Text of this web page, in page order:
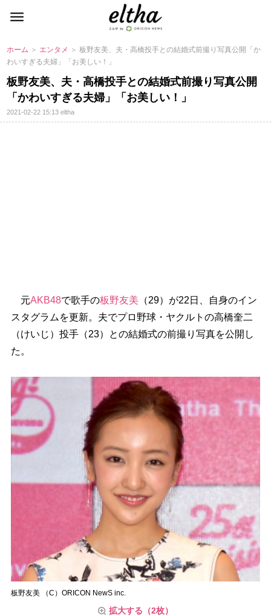
ホーム ＞ エンタメ ＞ 板野友美、夫・高橋投手との結婚式前撮り写真公開「か
わいすぎる夫婦」「お美しい！」
板野友美、夫・高橋投手との結婚式前撮り写真公開
「かわいすぎる夫婦」「お美しい！」
2021-02-22 15:13eltha
元AKB48で歌手の板野友美 （29）が22日、自身のイン
スタグラムを更新。夫でプロ野球・ヤクルトの高橋奎二
（けいじ）投手（23）との結婚式の前撮り写真を公開し
た。
板野友美 （C）ORICON NewS inc.
拡大する（2枚）